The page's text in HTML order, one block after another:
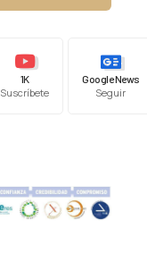
1K
Suscríbete
Google News
Seguir